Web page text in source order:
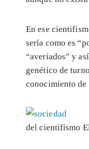
En ese
sería como es
“averiados” y
genético de
conocimiento de
del cientifismo